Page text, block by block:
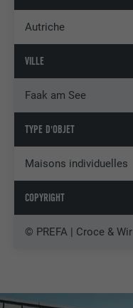
Autriche
VILLE
Faak am See
TYPE D'OBJET
Maisons individuelles
COPYRIGHT
© PREFA | Croce & Wir